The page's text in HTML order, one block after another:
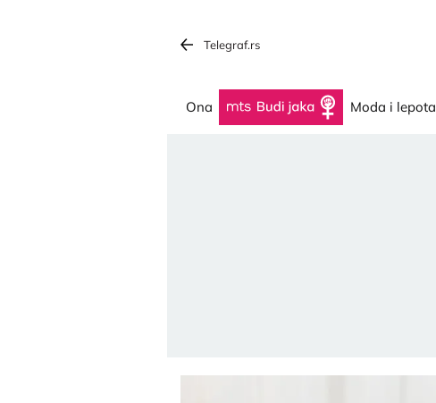
Telegraf.rs
Ona Budi jaka Moda i lepota